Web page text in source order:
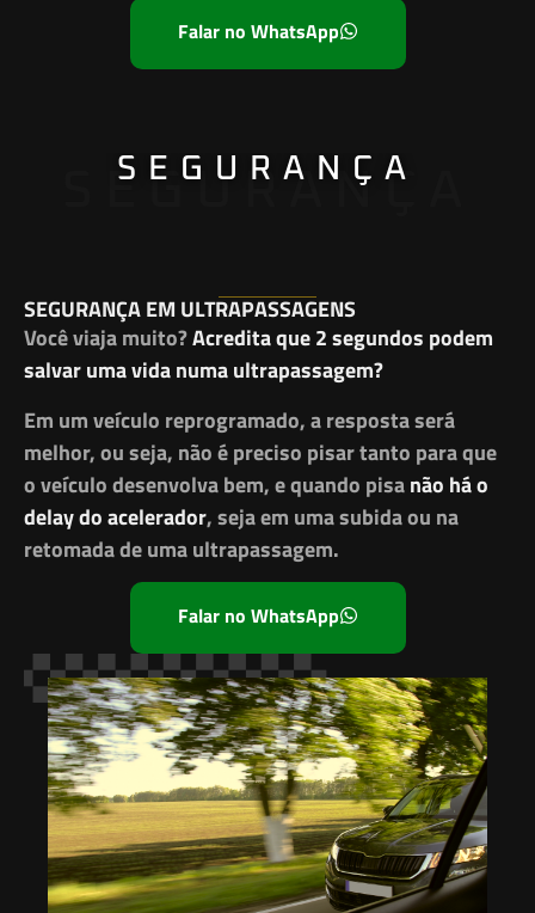
Falar no WhatsApp
SEGURANÇA
SEGURANÇA
SEGURANÇA EM ULTRAPASSAGENS
Você viaja muito?Acredita que 2 segundos podem
salvar uma vida numa ultrapassagem?
Em um veículo reprogramado, a resposta será
melhor, ou seja, não é preciso pisar tanto para que
o veículo desenvolva bem, e quando pisanão há o
delay do acelerador, seja em uma subida ou na
retomada de uma ultrapassagem.
Falar no WhatsApp